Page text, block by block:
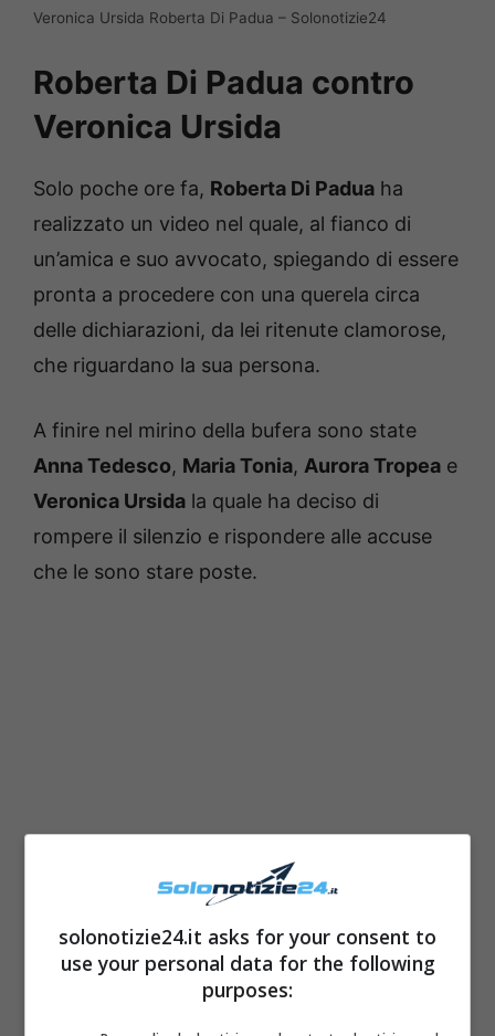
Veronica Ursida Roberta Di Padua – Solonotizie24
Roberta Di Padua contro
Veronica Ursida
Solo poche ore fa, Roberta Di Padua ha
realizzato un video nel quale, al fianco di
un’amica e suo avvocato, spiegando di essere
pronta a procedere con una querela circa
delle dichiarazioni, da lei ritenute clamorose,
che riguardano la sua persona.
A finire nel mirino della bufera sono state
Anna Tedesco, Maria Tonia, Aurora Tropea e
Veronica Ursida la quale ha deciso di
rompere il silenzio e rispondere alle accuse
che le sono stare poste.
solonotizie24.it asks for your consent to
use your personal data for the following
purposes: